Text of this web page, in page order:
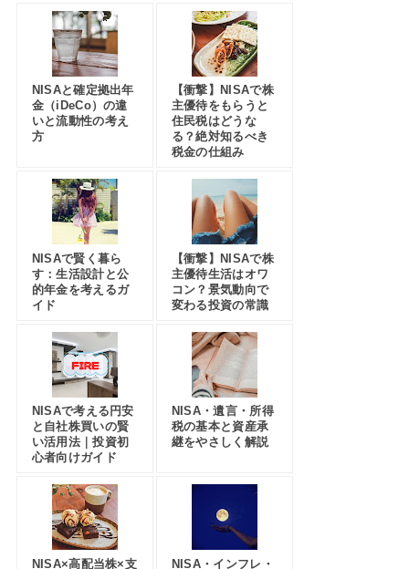
NISAと確定拠出年
金（iDeCo）の違
いと流動性の考え
方
【衝撃】NISAで株
主優待をもらうと
住民税はどうな
る？絶対知るべき
税金の仕組み
NISAで賢く暮ら
す：生活設計と公
的年金を考えるガ
イド
【衝撃】NISAで株
主優待生活はオワ
コン？景気動向で
変わる投資の常識
NISAで考える円安
と自社株買いの賢
い活用法｜投資初
心者向けガイド
NISA・遺言・所得
税の基本と資産承
継をやさしく解説
NISA×高配当株×支 NISA・インフレ・